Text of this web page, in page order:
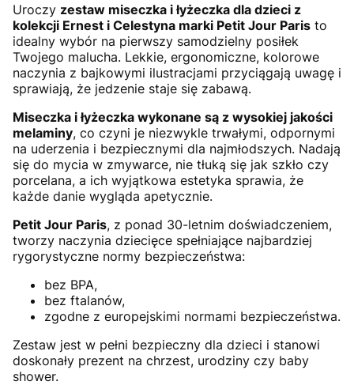
Uroczy zestaw miseczka i łyżeczka dla dzieci z
kolekcji Ernest i Celestyna marki Petit Jour Paris to
idealny wybór na pierwszy samodzielny posiłek
Twojego malucha. Lekkie, ergonomiczne, kolorowe
naczynia z bajkowymi ilustracjami przyciągają uwagę i
sprawiają, że jedzenie staje się zabawą.
Miseczka i łyżeczka wykonane są z wysokiej jakości
melaminy, co czyni je niezwykle trwałymi, odpornymi
na uderzenia i bezpiecznymi dla najmłodszych. Nadają
się do mycia w zmywarce, nie tłuką się jak szkło czy
porcelana, a ich wyjątkowa estetyka sprawia, że
każde danie wygląda apetycznie.
Petit Jour Paris, z ponad 30-letnim doświadczeniem,
tworzy naczynia dziecięce spełniające najbardziej
rygorystyczne normy bezpieczeństwa:
bez BPA,
bez ftalanów,
zgodne z europejskimi normami bezpieczeństwa.
Zestaw jest w pełni bezpieczny dla dzieci i stanowi
doskonały prezent na chrzest, urodziny czy baby
shower.